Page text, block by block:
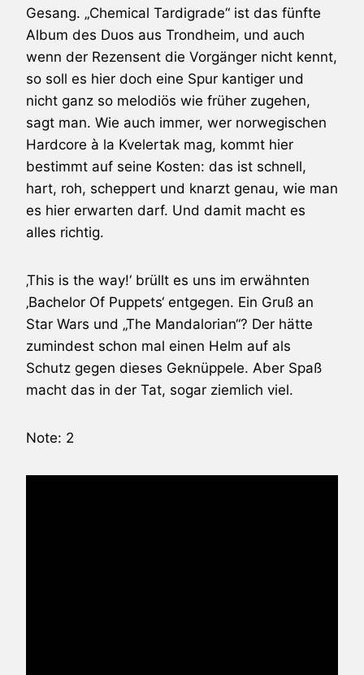
Gesang. „Chemical Tardigrade“ ist das fünfte
Album des Duos aus Trondheim, und auch
wenn der Rezensent die Vorgänger nicht kennt,
so soll es hier doch eine Spur kantiger und
nicht ganz so melodiös wie früher zugehen,
sagt man. Wie auch immer, wer norwegischen
Hardcore à la Kvelertak mag, kommt hier
bestimmt auf seine Kosten: das ist schnell,
hart, roh, scheppert und knarzt genau, wie man
es hier erwarten darf. Und damit macht es
alles richtig.
‚This is the way!‘ brüllt es uns im erwähnten
‚Bachelor Of Puppets‘ entgegen. Ein Gruß an
Star Wars und „The Mandalorian“? Der hätte
zumindest schon mal einen Helm auf als
Schutz gegen dieses Geknüppele. Aber Spaß
macht das in der Tat, sogar ziemlich viel.
Note: 2